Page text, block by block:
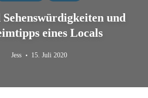
und
eines Locals
Jess 15. Juli 2020